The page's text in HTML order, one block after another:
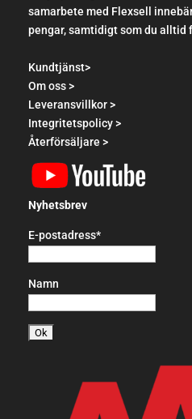
samarbete med Flexsell
pengar, samtidigt som du alltid
Kundtjänst>
Om oss >
Leveransvillkor >
Integritetspolicy >
Återförsäljare >
Nyhetsbrev
E-postadress*
Namn